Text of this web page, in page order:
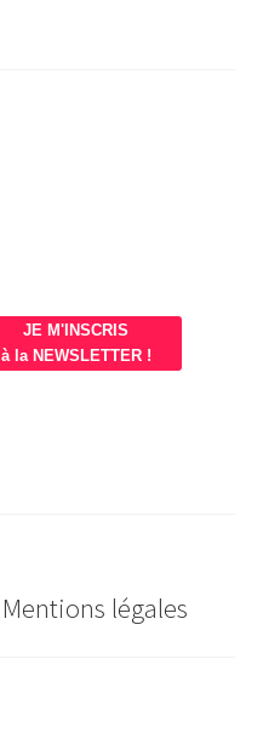
JE M'INSCRIS
à la NEWSLETTER !
Mentions légales